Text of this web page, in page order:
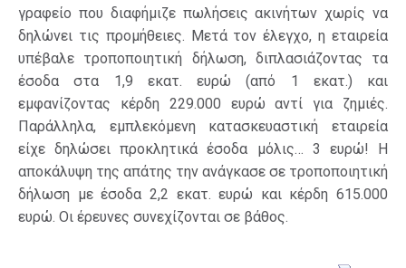
γραφείο που διαφήμιζε πωλήσεις ακινήτων χωρίς να
δηλώνει τις προμήθειες. Μετά τον έλεγχο, η εταιρεία
υπέβαλε τροποποιητική δήλωση, διπλασιάζοντας τα
έσοδα στα 1,9 εκατ. ευρώ (από 1 εκατ.) και
εμφανίζοντας κέρδη 229.000 ευρώ αντί για ζημιές.
Παράλληλα, εμπλεκόμενη κατασκευαστική εταιρεία
είχε δηλώσει προκλητικά έσοδα μόλις… 3 ευρώ! Η
αποκάλυψη της απάτης την ανάγκασε σε τροποποιητική
δήλωση με έσοδα 2,2 εκατ. ευρώ και κέρδη 615.000
ευρώ. Οι έρευνες συνεχίζονται σε βάθος.